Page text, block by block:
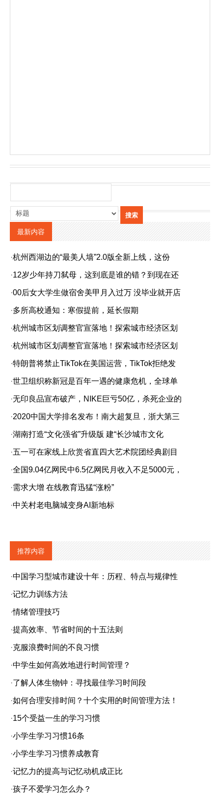
最新内容
·杭州西湖边的“最美人墙”2.0版全新上线，这份
·12岁少年持刀弑母，这到底是谁的错？到现在还
·00后女大学生做宿舍美甲月入过万 没毕业就开店
·多所高校通知：寒假提前，延长假期
·杭州城市区划调整官宣落地！探索城市经济区划
·杭州城市区划调整官宣落地！探索城市经济区划
·特朗普将禁止TikTok在美国运营，TikTok拒绝发
·世卫组织称新冠是百年一遇的健康危机，全球单
·无印良品宣布破产，NIKE巨亏50亿，杀死企业的
·2020中国大学排名发布！南大超复旦，浙大第三
·湖南打造“文化强省”升级版 建“长沙城市文化
·五一可在家线上欣赏省直四大艺术院团经典剧目
·全国9.04亿网民中6.5亿网民月收入不足5000元，
·需求大增 在线教育迅猛“涨粉”
·中关村老电脑城变身AI新地标
推荐内容
·中国学习型城市建设十年：历程、特点与规律性
·记忆力训练方法
·情绪管理技巧
·提高效率、节省时间的十五法则
·克服浪费时间的不良习惯
·中学生如何高效地进行时间管理？
·了解人体生物钟：寻找最佳学习时间段
·如何合理安排时间？十个实用的时间管理方法！
·15个受益一生的学习习惯
·小学生学习习惯16条
·小学生学习习惯养成教育
·记忆力的提高与记忆动机成正比
·孩子不爱学习怎么办？